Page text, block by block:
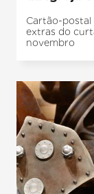
Cartão-postal
extras do
novembro